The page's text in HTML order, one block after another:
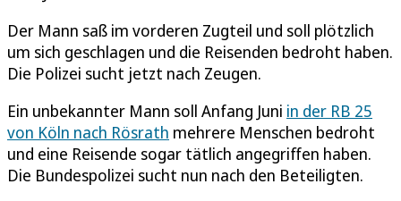
Der Mann saß im vorderen Zugteil und soll plötzlich
um sich geschlagen und die Reisenden bedroht haben.
Die Polizei sucht jetzt nach Zeugen.
Ein unbekannter Mann soll Anfang Juni in der RB 25
von Köln nach Rösrath mehrere Menschen bedroht
und eine Reisende sogar tätlich angegriffen haben.
Die Bundespolizei sucht nun nach den Beteiligten.